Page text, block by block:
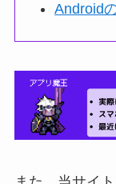
Android